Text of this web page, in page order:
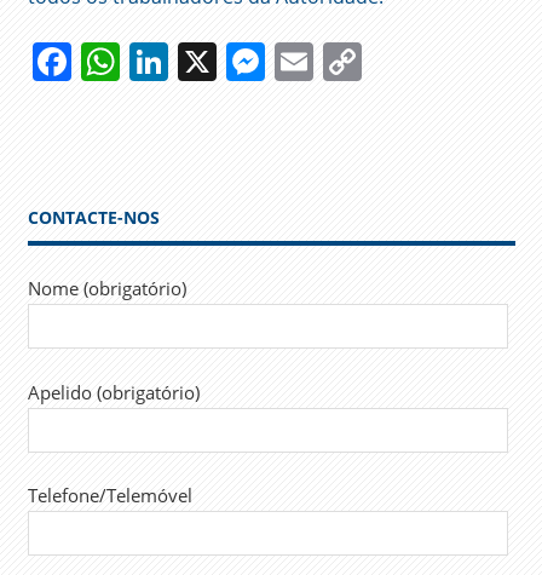
Facebook
WhatsApp
LinkedIn
X Messenger
EmailCopy
CONTACTE-NOS
Nome (obrigatório)
Apelido (obrigatório)
Telefone/Telemóvel